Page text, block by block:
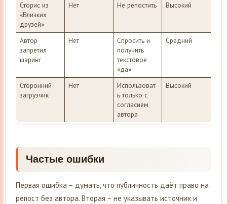
Сторис из
«Близких
друзей»
Нет Не репостить Высокий
Автор
запретил
шэринг
Нет
Спросить и
получить
текстовое
«да»
Средний
Сторонний
загрузчик
Нет
Использоват
ь только с
согласием
автора
Высокий
Частые ошибки
Первая ошибка – думать, что публичность даёт право на
репост без автора. Вторая – не указывать источник и